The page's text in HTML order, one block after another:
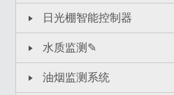
日光棚智能控制器
水质监测✎
油烟监测系统